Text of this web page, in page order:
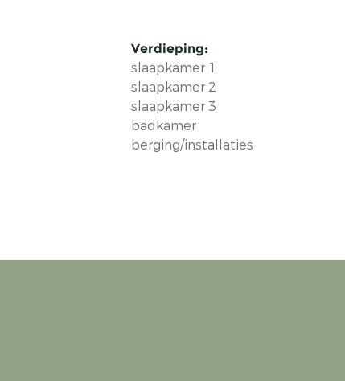
Verdieping:
slaapkamer 1
slaapkamer 2
slaapkamer 3
badkamer
berging/installaties